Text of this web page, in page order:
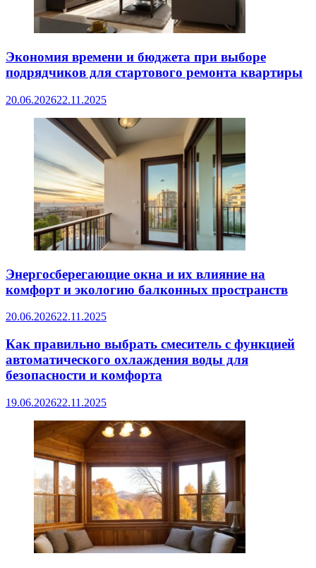
Экономия времени и бюджета при выборе
подрядчиков для стартового ремонта квартиры
20.06.202622.11.2025
Энергосберегающие окна и их влияние на
комфорт и экологию балконных пространств
20.06.202622.11.2025
Как правильно выбрать смеситель с функцией
автоматического охлаждения воды для
безопасности и комфорта
19.06.202622.11.2025